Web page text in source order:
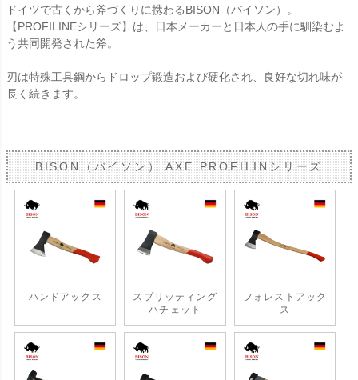
ドイツで古くから斧づくりに携わるBISON（バイソン）。
【PROFILINEシリーズ】は、日本メーカーと日本人の手に馴染むよ
う共同開発された斧。
刃は特殊工具鋼からドロップ鍛造および硬化され、良好な切れ味が
長く続きます。
BISON（バイソン） AXE PROFILINシリーズ
ハンドアックス
スプリッティング
ハチェット
フォレストアック
ス